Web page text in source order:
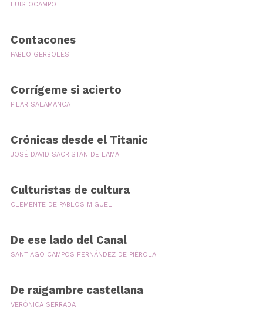
LUIS OCAMPO
Contacones
PABLO GERBOLÉS
Corrígeme si acierto
PILAR SALAMANCA
Crónicas desde el Titanic
JOSÉ DAVID SACRISTÁN DE LAMA
Culturistas de cultura
CLEMENTE DE PABLOS MIGUEL
De ese lado del Canal
SANTIAGO CAMPOS FERNÁNDEZ DE PIÉROLA
De raigambre castellana
VERÓNICA SERRADA